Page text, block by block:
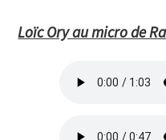
Loïc Ory au micro de